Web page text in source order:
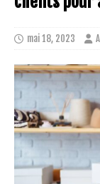
mai 18, 2023